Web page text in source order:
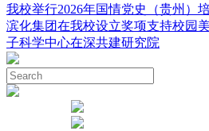
我校举行2026年国情党史（贵州）
滨化集团在我校设立奖项支持校园
子科学中心在深共建研究院